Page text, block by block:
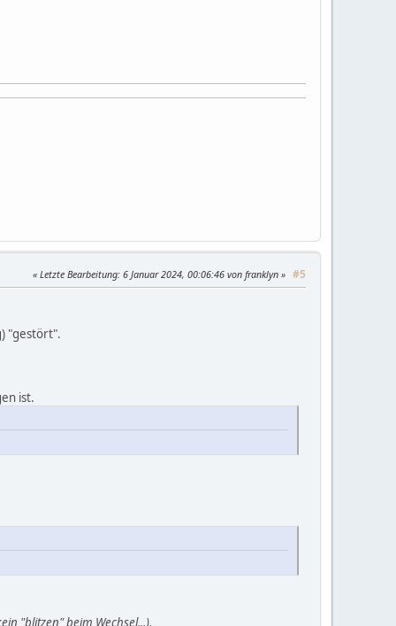
#5
Letzte Bearbeitung: 6 Januar 2024, 00:06:46 von franklyn
"gestört".
ist.
"blitzen" beim Wechsel...).